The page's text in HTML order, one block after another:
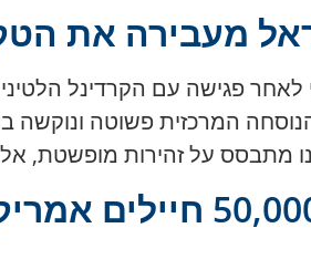
מעבירה את
כי לאחר פגישה עם
המרכזית פשוטה ונוקשה
מתבסס על זהירות
במזרח התיכון